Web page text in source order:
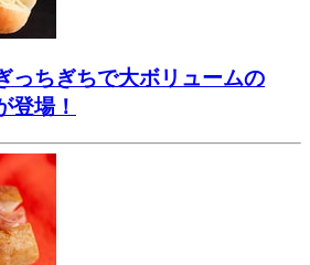
っちぎちで大ボリュームの
登場！